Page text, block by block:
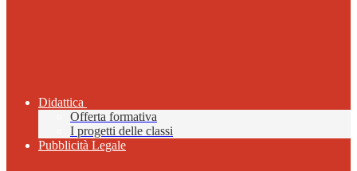
Didattica
Offerta formativa
I progetti delle classi
Pubblicità Legale